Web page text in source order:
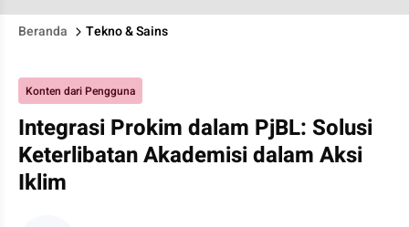
Beranda Tekno & Sains
Konten dari Pengguna
Integrasi Prokim dalam PjBL: Solusi
Keterlibatan Akademisi dalam Aksi
Iklim